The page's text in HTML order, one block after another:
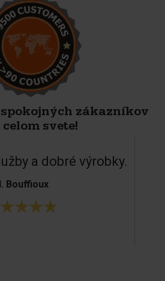
spokojných zákazníkov
celom svete!
a dobré výrobky.
Bouffioux